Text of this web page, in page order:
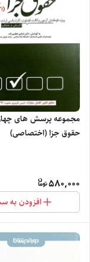
مجموعه پرسش های
حقوق جزا (اختصاصی)
580,000
افزودن به